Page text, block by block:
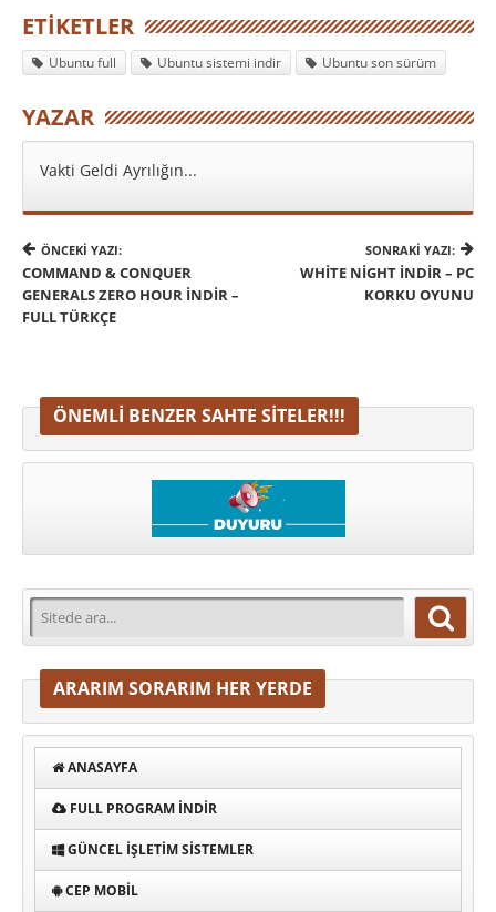
ETIKETLER
Ubuntu full Ubuntu sistemi indir Ubuntu son sürüm
YAZAR
Vakti Geldi Ayrılığın...
ÖNCEKI YAZI:
COMMAND & CONQUER
GENERALS ZERO HOUR İNDIR –
FULL TÜRKÇE
SONRAKI YAZI:
WHITE NIGHT İNDIR – PC
KORKU OYUNU
ÖNEMLI BENZER SAHTE SITELER!!!
ARARIM SORARIM HER YERDE
ANASAYFA
FULL PROGRAM INDIR
GÜNCEL İŞLETIM SISTEMLER
CEP MOBIL